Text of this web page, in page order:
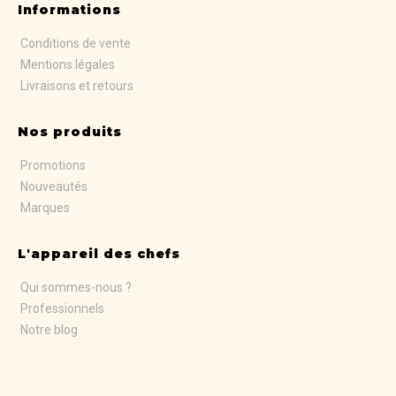
Informations
Conditions de vente
Mentions légales
Livraisons et retours
Nos produits
Promotions
Nouveautés
Marques
L'appareil des chefs
Qui sommes-nous ?
Professionnels
Notre blog